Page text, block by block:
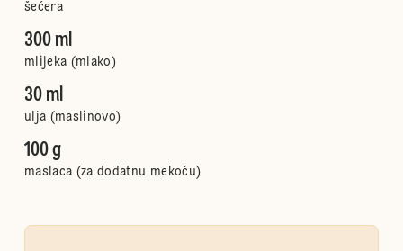
šećera
300 ml
mlijeka (mlako)
30 ml
ulja (maslinovo)
100 g
maslaca (za dodatnu mekoću)